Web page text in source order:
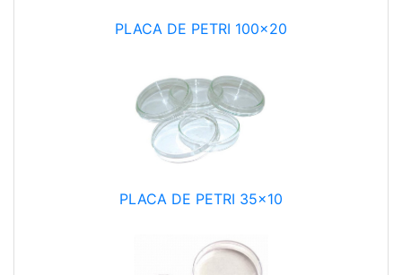
PLACA DE PETRI 100x20
PLACA DE PETRI 35x10